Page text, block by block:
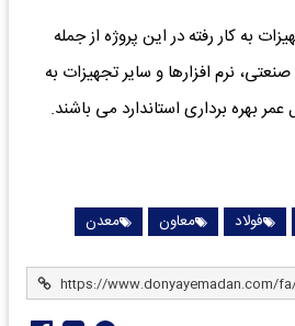
به کار رفته در این پروژه از جمله
نرم افزارها و سایر تجهیزات به
عمر بهره برداری استاندارد می باشند.
فولاد معاون معدن